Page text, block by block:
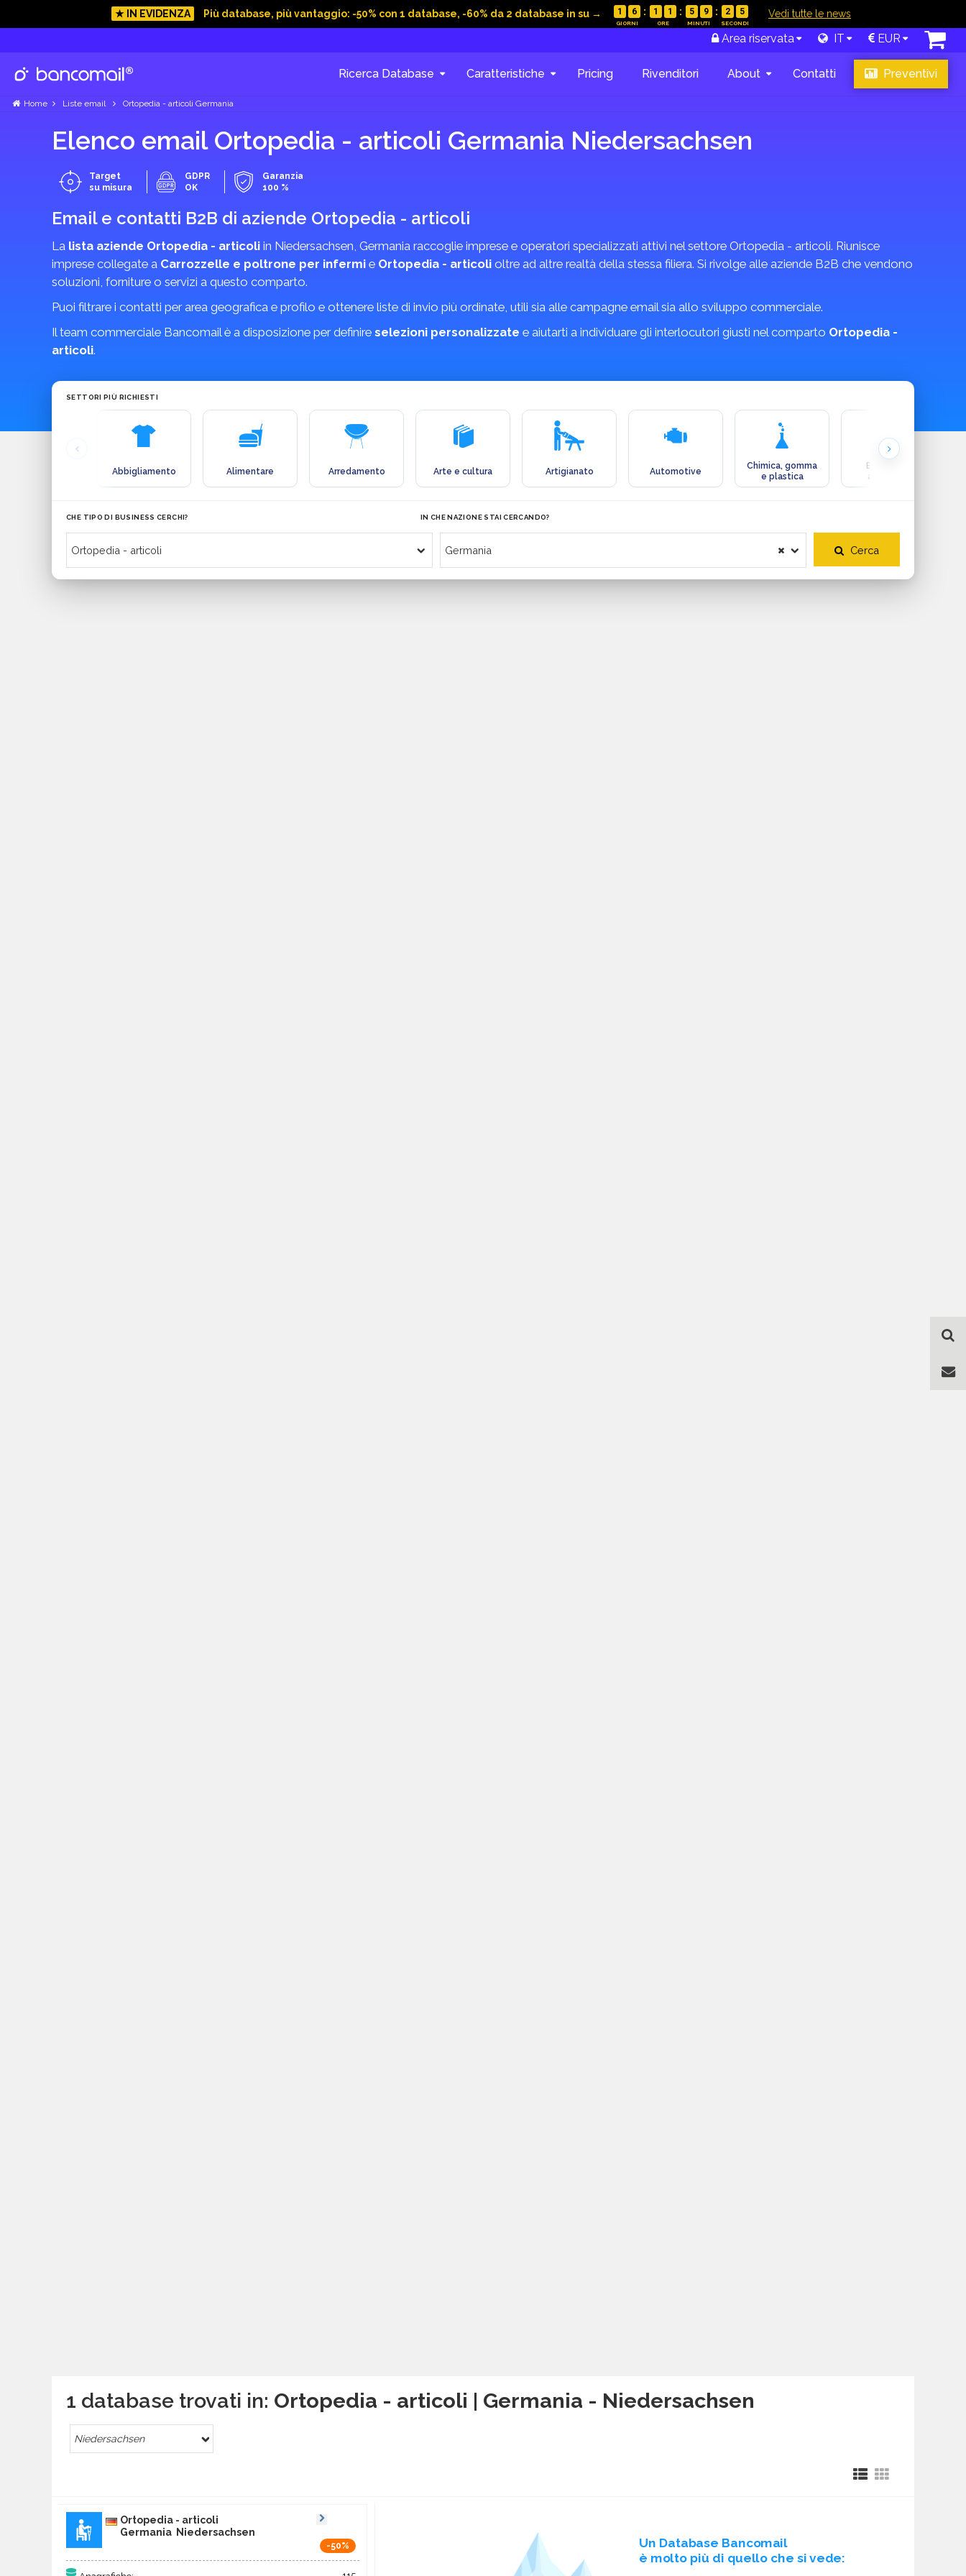
★ IN EVIDENZA Più database, più vantaggio: -50% con 1 database, -60% da 2 database in su → 1 6 1 1 5 9 2 4 Vedi tutte le news
Area riservata IT EUR
Ricerca Database Caratteristiche Pricing Rivenditori About Contatti Preventivi
Home Liste email Ortopedia - articoli Germania
Elenco email Ortopedia - articoli Germania Niedersachsen
Target
su misura
GDPR
OK
Garanzia
100 %
Email e contatti B2B di aziende Ortopedia - articoli
La lista aziende Ortopedia - articoli in Niedersachsen, Germania raccoglie imprese e operatori specializzati attivi nel settore Ortopedia - articoli. Riunisce
imprese collegate a Carrozzelle e poltrone per infermi e Ortopedia - articoli oltre ad altre realtà della stessa filiera. Si rivolge alle aziende B2B che vendono
soluzioni, forniture o servizi a questo comparto.
Puoi filtrare i contatti per area geografica e profilo e ottenere liste di invio più ordinate, utili sia alle campagne email sia allo sviluppo commerciale.
Il team commerciale Bancomail è a disposizione per definire selezioni personalizzate e aiutarti a individuare gli interlocutori giusti nel comparto Ortopedia -
articoli.
SETTORI PIÙ RICHIESTI
Abbigliamento Alimentare Arredamento Arte e cultura Artigianato Automotive
Chimica, gomma
e plastica
Ecologia e
ambiente
CHE TIPO DI BUSINESS CERCHI? IN CHE NAZIONE STAI CERCANDO?
Cerca
1 database trovati in: Ortopedia - articoli | Germania - Niedersachsen
Niedersachsen
Ortopedia - articoli
Germania Niedersachsen
-50% Un Database Bancomail
è molto più di quello che si vede: